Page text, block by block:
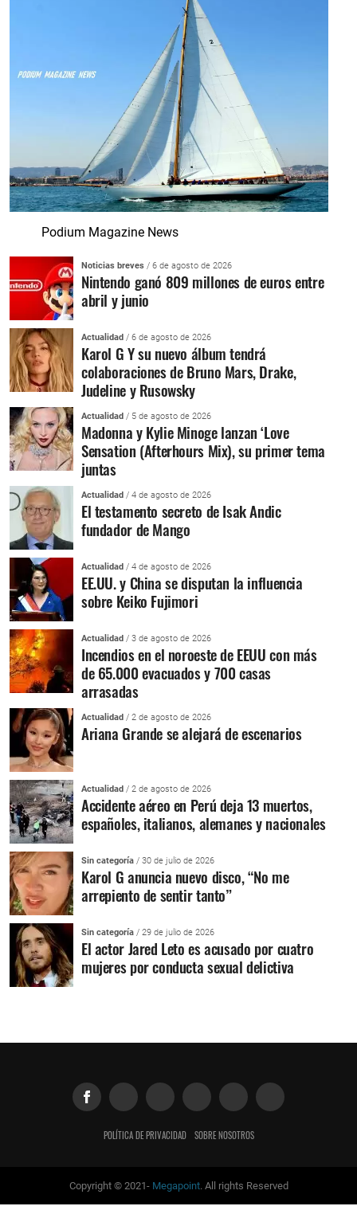
Podium Magazine News
Noticias breves / 6 de agosto de 2026
Nintendo ganó 809 millones de euros entre
abril y junio
Actualidad / 6 de agosto de 2026
Karol G Y su nuevo álbum tendrá
colaboraciones de Bruno Mars, Drake,
Judeline y Rusowsky
Actualidad / 5 de agosto de 2026
Madonna y Kylie Minoge lanzan ‘Love
Sensation (Afterhours Mix), su primer tema
juntas
Actualidad / 4 de agosto de 2026
El testamento secreto de Isak Andic
fundador de Mango
Actualidad / 4 de agosto de 2026
EE.UU. y China se disputan la influencia
sobre Keiko Fujimori
Actualidad / 3 de agosto de 2026
Incendios en el noroeste de EEUU con más
de 65.000 evacuados y 700 casas
arrasadas
Actualidad / 2 de agosto de 2026
Ariana Grande se alejará de escenarios
Actualidad / 2 de agosto de 2026
Accidente aéreo en Perú deja 13 muertos,
españoles, italianos, alemanes y nacionales
Sin categoría / 30 de julio de 2026
Karol G anuncia nuevo disco, “No me
arrepiento de sentir tanto”
Sin categoría / 29 de julio de 2026
El actor Jared Leto es acusado por cuatro
mujeres por conducta sexual delictiva
POLÍTICA DE PRIVACIDAD SOBRE NOSOTROS
Copyright © 2021- Megapoint. All rights Reserved